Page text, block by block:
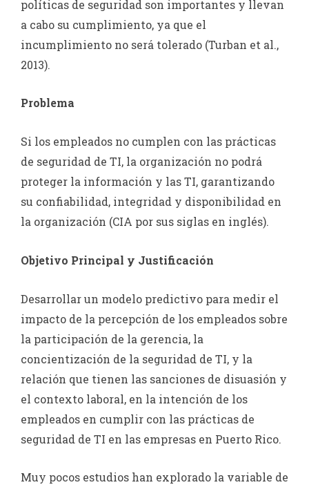
políticas de seguridad son importantes y llevan
a cabo su cumplimiento, ya que el
incumplimiento no será tolerado (Turban et al.,
2013).
Problema
Si los empleados no cumplen con las prácticas
de seguridad de TI, la organización no podrá
proteger la información y las TI, garantizando
su confiabilidad, integridad y disponibilidad en
la organización (CIA por sus siglas en inglés).
Objetivo Principal y Justificación
Desarrollar un modelo predictivo para medir el
impacto de la percepción de los empleados sobre
la participación de la gerencia, la
concientización de la seguridad de TI, y la
relación que tienen las sanciones de disuasión y
el contexto laboral, en la intención de los
empleados en cumplir con las prácticas de
seguridad de TI en las empresas en Puerto Rico.
Muy pocos estudios han explorado la variable de